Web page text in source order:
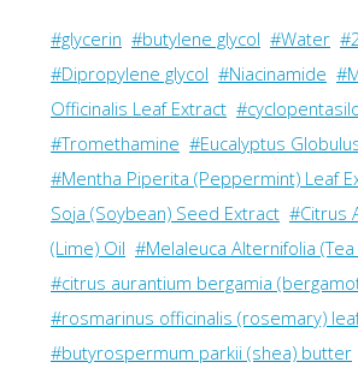
#glycerin #butylene glycol #Water
#Dipropylene glycol #Niacinamide
Officinalis Leaf Extract
#Tromethamine #Eucalyptus
#Mentha Piperita (Peppermint) Leaf
Soja (Soybean) Seed Extract #Citrus
(Lime) Oil #Melaleuca Alternifolia
#citrus aurantium bergamia
#rosmarinus officinalis (rosemary)
#butyrospermum parkii (shea) butter